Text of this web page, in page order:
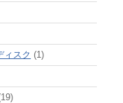
ィスク (1)